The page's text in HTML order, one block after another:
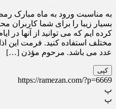
به مناسبت ورود به ماه مبارک
بسیار زیبا را برای شما
کرده ایم که می توانید از آنها در
عدد می باشد. مرحوم مؤذن […]
کپی
https://ramezan.com/?p=6669
پ
پ